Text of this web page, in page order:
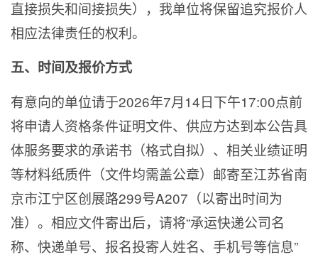
直接损失和间接损失），我单位将保留追究报价人
相应法律责任的权利。
五、时间及报价方式
有意向的单位请于2026年7月14日下午17:00点前
将申请人资格条件证明文件、供应方达到本公告具
体服务要求的承诺书（格式自拟）、相关业绩证明
等材料纸质件（文件均需盖公章）邮寄至江苏省南
京市江宁区创展路299号A207（以寄出时间为
准）。相应文件寄出后，请将“承运快递公司名
称、快递单号、报名投寄人姓名、手机号等信息”